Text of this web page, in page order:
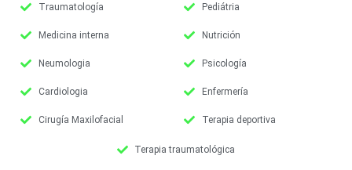
Traumatología
Medicina interna
Neumologia
Cardiologia
Cirugía Maxilofacial
Pediátria
Nutrición
Psicología
Enfermería
Terapia deportiva
Terapia traumatológica